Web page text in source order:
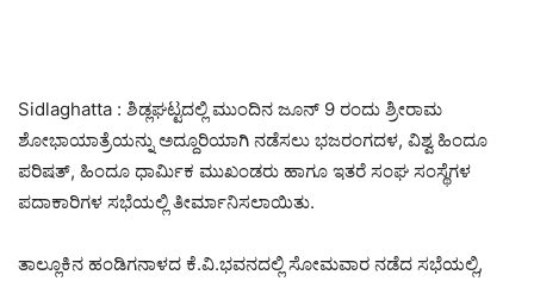
Sidlaghatta : ಶಿಡ್ಲಘಟ್ಟದಲ್ಲಿ ಮುಂದಿನ ಜೂನ್ 9 ರಂದು ಶ್ರೀರಾಮ
ಶೋಭಾಯಾತ್ರೆಯನ್ನು ಅದ್ದೂರಿಯಾಗಿ ನಡೆಸಲು ಭಜರಂಗದಳ, ವಿಶ್ವ ಹಿಂದೂ
ಪರಿಷತ್, ಹಿಂದೂ ಧಾರ್ಮಿಕ ಮುಖಂಡರು ಹಾಗೂ ಇತರೆ ಸಂಘ ಸಂಸ್ಥೆಗಳ
ಪದಾಕಾರಿಗಳ ಸಭೆಯಲ್ಲಿ ತೀರ್ಮಾನಿಸಲಾಯಿತು.
ತಾಲ್ಲೂಕಿನ ಹಂಡಿಗನಾಳದ ಕೆ.ವಿ.ಭವನದಲ್ಲಿ ಸೋಮವಾರ ನಡೆದ ಸಭೆಯಲ್ಲಿ,